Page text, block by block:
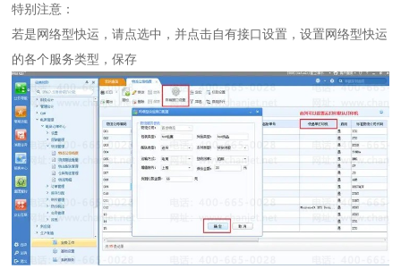
特别注意：
若是网络型快运，请点选中，并点击自有接口设置，设置网络型快运
的各个服务类型，保存